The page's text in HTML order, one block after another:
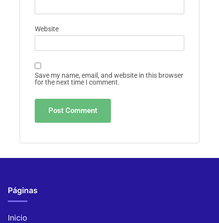
Website
Save my name, email, and website in this browser
for the next time I comment.
Páginas
Inicio